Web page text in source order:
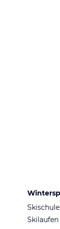
Skischule
Skilaufen